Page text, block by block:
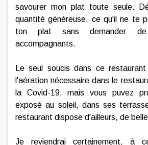
savourer mon plat toute seule.
quantité généreuse, ce qu'il ne te
ton plat sans demander
accompagnants.
Le seul soucis dans ce
l'aération nécessaire dans le
la Covid-19, mais vous puvez
exposé au soleil, dans ses
restaurant dispose d'ailleurs, de
Je reviendrai certainement, à